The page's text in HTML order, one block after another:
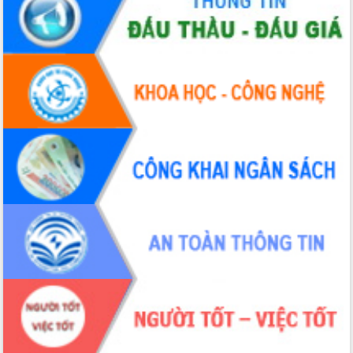
Hội thảo khoa học “Giải pháp thúc đẩy
phát triển nền kinh tế xanh tại tỉnh
Đắk Lắk”
Tăng cường giám sát, đôn đốc thực
hiện nhiệm vụ quản lý tài sản công
hàng tuần
Tháo gỡ những vướng mắc, đẩy mạnh
công tác cải cách thủ tục hành chính
tại Trung tâm Phục vụ hành chính
công tỉnh
Đắk Lắk: Tôn vinh 46 giải pháp tại Hội
thi Sáng tạo Kỹ thuật 2024 - 2025
Đắk Lắk rà soát, điều chỉnh Đề án 190
về phát triển nuôi trồng thủy sản
Phó Chủ tịch UBND tỉnh Đắk Lắk
Trương Công Thái kiểm tra thực địa
Dự án cao tốc Khánh Hòa - Buôn Ma
Thuột
Định vị cà phê Việt Nam như một “di
sản sống” trong dòng chảy toàn cầu